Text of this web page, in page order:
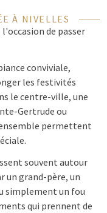
À NIVELLES
de passer
conviviale,
les festivités
le centre-ville, une
Gertrude ou
permettent
souvent autour
un grand-père, un
simplement un fou
qui prennent de